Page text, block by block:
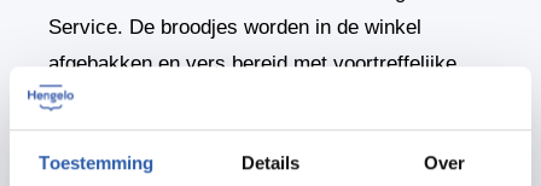
Toestemming Details Over
Service. De broodjes worden in de winkel
afgebakken en vers bereid met voortreffelijke
ingrediënten. De koffie die ze schenken is
biologisch en 100% fairtrade.